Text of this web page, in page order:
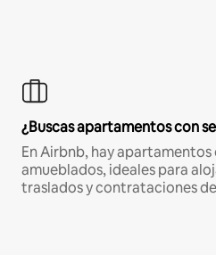
¿Buscas apartamentos con
En Airbnb, hay
amueblados, ideales para
traslados y contrataciones